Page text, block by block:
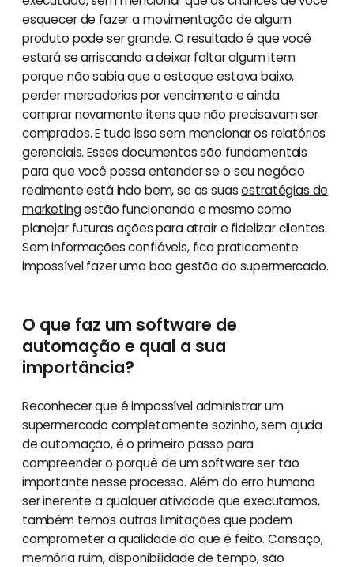
esquecer de fazer a movimentação de algum
produto pode ser grande. O resultado é que você
estará se arriscando a deixar faltar algum item
porque não sabia que o estoque estava baixo,
perder mercadorias por vencimento e ainda
comprar novamente itens que não precisavam ser
comprados. E tudo isso sem mencionar os relatórios
gerenciais. Esses documentos são fundamentais
para que você possa entender se o seu negócio
realmente está indo bem, se as suasestratégias de
marketingestão funcionando e mesmo como
planejar futuras ações para atrair e fidelizar clientes.
Sem informações confiáveis, fica praticamente
impossível fazer uma boa gestão do supermercado.
O que faz um software de
automação e qual a sua
importância?
Reconhecer que é impossível administrar um
supermercado completamente sozinho, sem ajuda
de automação, é o primeiro passo para
compreender o porquê de um software ser tão
importante nesse processo. Além do erro humano
ser inerente a qualquer atividade que executamos,
também temos outras limitações que podem
comprometer a qualidade do que é feito. Cansaço,
memória ruim, disponibilidade de tempo, são